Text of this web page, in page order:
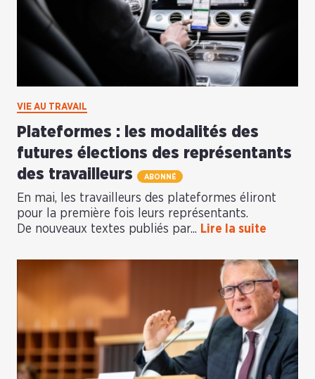
VIE AU TRAVAIL
Plateformes : les modalités des
futures élections des représentants
des travailleurs
ABONNÉ
En mai, les travailleurs des plateformes éliront
pour la première fois leurs représentants.
De nouveaux textes publiés par... Lire la suite